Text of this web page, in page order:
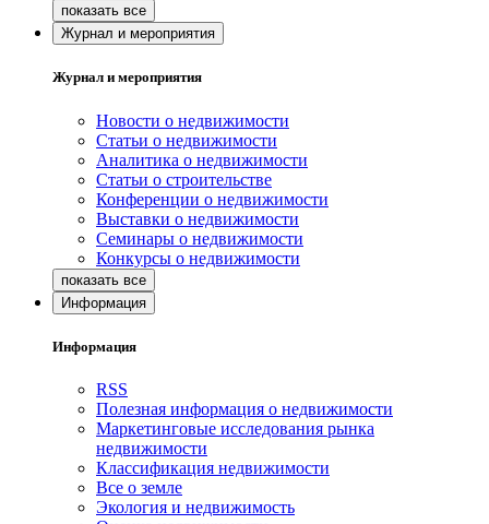
Журнал и мероприятия
Журнал и мероприятия
Новости о недвижимости
Статьи о недвижимости
Аналитика о недвижимости
Статьи о строительстве
Конференции о недвижимости
Выставки о недвижимости
Семинары о недвижимости
Конкурсы о недвижимости
Информация
Информация
RSS
Полезная информация о недвижимости
Маркетинговые исследования рынка
недвижимости
Классификация недвижимости
Все о земле
Экология и недвижимость